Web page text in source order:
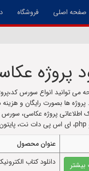
صفحه اصلی(فعال)فروشگاه
پروژه
می توانید انواع سورس
پروژه ها بصورت رایگان و
عنوان محصول
بیشتر
دانلود کتاب